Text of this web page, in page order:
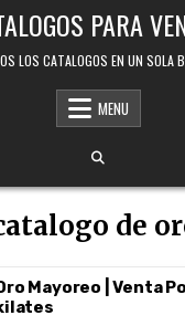
PARA
LOS CATALOGOS EN UN SOLA
MENU
de
Mayoreo | Venta